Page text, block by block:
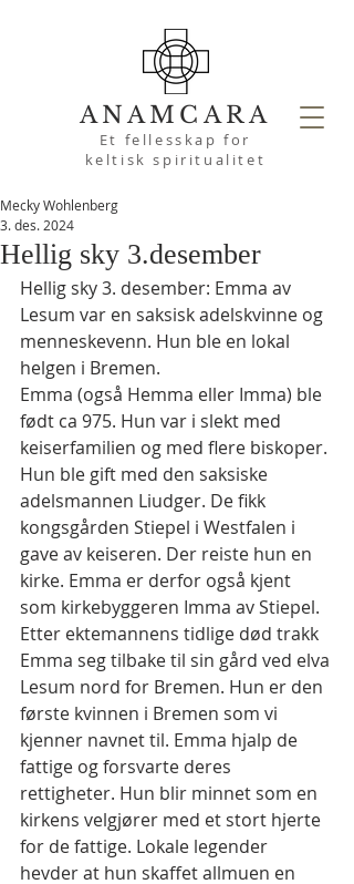
ANAMCARA
Et fellesskap for
keltisk spiritualitet
Hellig sky 3.desember
Mecky Wohlenberg
3. des. 2024
Hellig sky 3. desember: Emma av
Lesum var en saksisk adelskvinne og
menneskevenn. Hun ble en lokal
helgen i Bremen.
Emma (også Hemma eller Imma) ble
født ca 975. Hun var i slekt med
keiserfamilien og med flere biskoper.
Hun ble gift med den saksiske
adelsmannen Liudger. De fikk
kongsgården Stiepel i Westfalen i
gave av keiseren. Der reiste hun en
kirke. Emma er derfor også kjent
som kirkebyggeren Imma av Stiepel.
Etter ektemannens tidlige død trakk
Emma seg tilbake til sin gård ved elva
Lesum nord for Bremen. Hun er den
første kvinnen i Bremen som vi
kjenner navnet til. Emma hjalp de
fattige og forsvarte deres
rettigheter. Hun blir minnet som en
kirkens velgjører med et stort hjerte
for de fattige. Lokale legender
hevder at hun skaffet allmuen en